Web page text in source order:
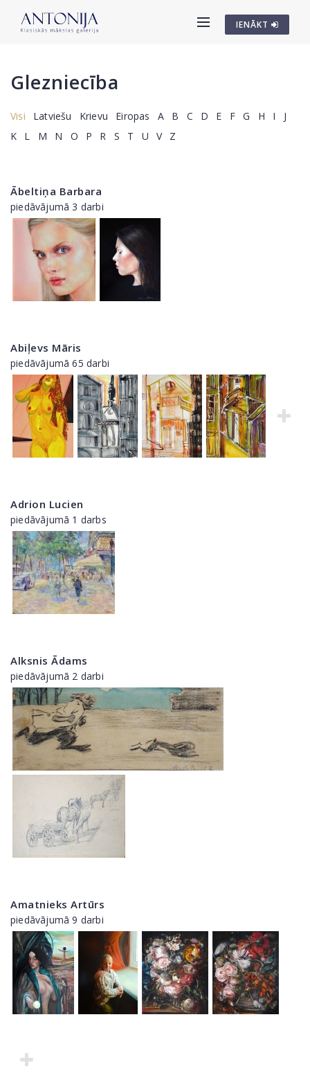
IENĀKT
Glezniecība
Visi Latviešu Krievu Eiropas A B C D E F G H I
J
K
L M N O P R S T U V Z
Ābeltiņa Barbara
piedāvājumā 3 darbi
Abiļevs Māris
piedāvājumā 65 darbi
Adrion Lucien
piedāvājumā 1 darbs
Alksnis Ādams
piedāvājumā 2 darbi
Amatnieks Artūrs
piedāvājumā 9 darbi